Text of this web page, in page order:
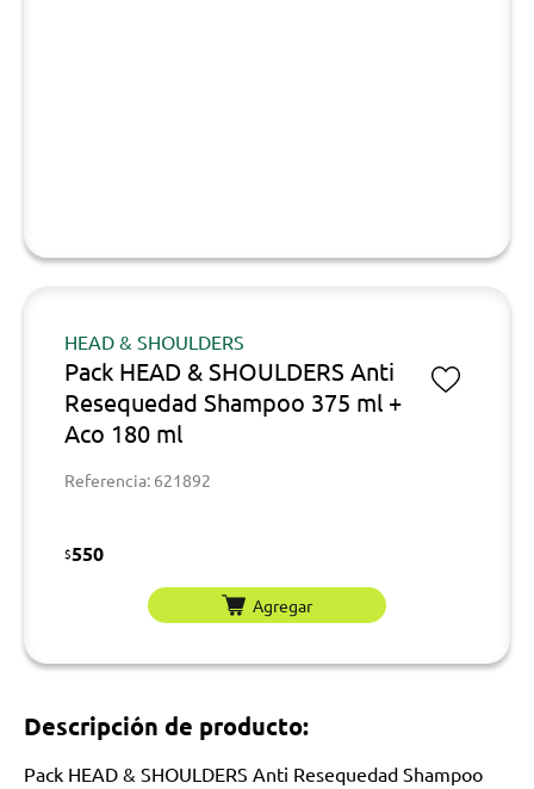
HEAD & SHOULDERS
Pack HEAD & SHOULDERS Anti
Resequedad Shampoo 375 ml +
Aco 180 ml
Referencia: 621892
$550
Agregar
Descripción de producto:
Pack HEAD & SHOULDERS Anti Resequedad Shampoo